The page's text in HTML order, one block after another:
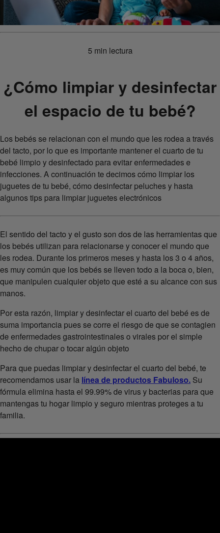
5 min lectura
¿Cómo limpiar y desinfectar
el espacio de tu bebé?
Los bebés se relacionan con el mundo que les rodea a través
del tacto, por lo que es importante mantener el cuarto de tu
bebé limpio y desinfectado para evitar enfermedades e
infecciones. A continuación te decimos cómo limpiar los
juguetes de tu bebé, cómo desinfectar peluches y hasta
algunos tips para limpiar juguetes electrónicos
El sentido del tacto y el gusto son dos de las herramientas que
los bebés utilizan para relacionarse y conocer el mundo que
les rodea. Durante los primeros meses y hasta los 3 o 4 años,
es muy común que los bebés se lleven todo a la boca o, bien,
que manipulen cualquier objeto que esté a su alcance con sus
manos.
Por esta razón, limpiar y desinfectar el cuarto del bebé es de
suma importancia pues se corre el riesgo de que se contagien
de enfermedades gastrointestinales o virales por el simple
hecho de chupar o tocar algún objeto
Para que puedas limpiar y desinfectar el cuarto del bebé, te
recomendamos usar la línea de productos Fabuloso. Su
fórmula elimina hasta el 99.99% de virus y bacterias para que
mantengas tu hogar limpio y seguro mientras proteges a tu
familia.